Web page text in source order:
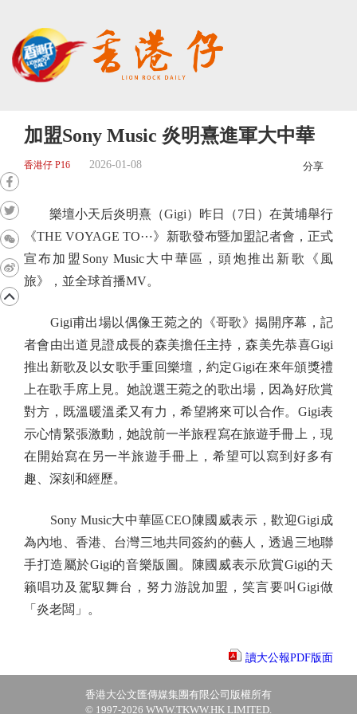
加盟Sony Music 炎明熹進軍大中華
香港仔 P16 2026-01-08 分享
樂壇小天后炎明熹（Gigi）昨日（7日）在黃埔舉行
《THE VOYAGE TO⋯》新歌發布暨加盟記者會，正式
宣布加盟Sony Music大中華區，頭炮推出新歌《風
旅》，並全球首播MV。
Gigi甫出場以偶像王菀之的《哥歌》揭開序幕，記
者會由出道見證成長的森美擔任主持，森美先恭喜Gigi
推出新歌及以女歌手重回樂壇，約定Gigi在來年頒獎禮
上在歌手席上見。她說選王菀之的歌出場，因為好欣賞
對方，既溫暖溫柔又有力，希望將來可以合作。Gigi表
示心情緊張激動，她說前一半旅程寫在旅遊手冊上，現
在開始寫在另一半旅遊手冊上，希望可以寫到好多有
趣、深刻和經歷。
Sony Music大中華區CEO陳國威表示，歡迎Gigi成
為內地、香港、台灣三地共同簽約的藝人，透過三地聯
手打造屬於Gigi的音樂版圖。陳國威表示欣賞Gigi的天
籟唱功及駕馭舞台，努力游說加盟，笑言要叫Gigi做
「炎老闆」。
讀大公報PDF版面
香港大公文匯傳媒集團有限公司版權所有
© 1997-2026 WWW.TKWW.HK LIMITED.